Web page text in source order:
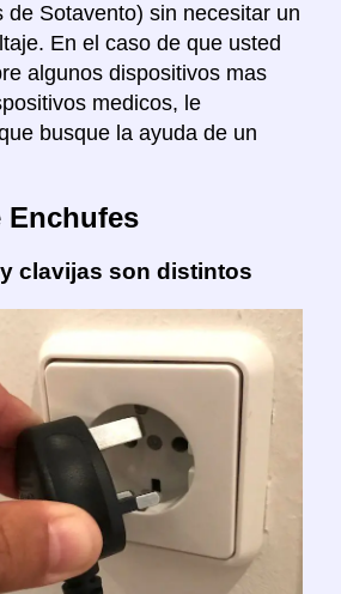
de Sotavento) sin necesitar un
En el caso de que usted
algunos dispositivos mas
medicos, le
busque la ayuda de un
Enchufes
clavijas son distintos